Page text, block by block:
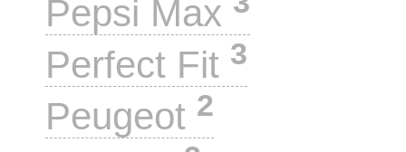
Pepsi Max
Perfect Fit 3
Peugeot 2